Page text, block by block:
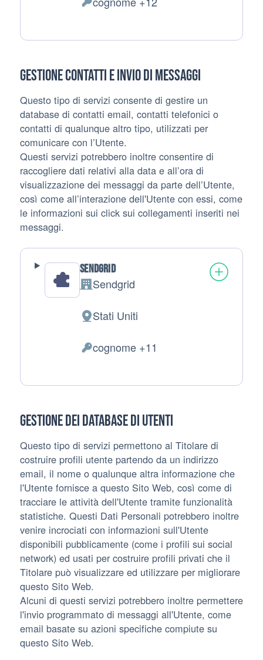
Dati Personali trattati:
Gestione contatti e invio di messaggi
Questo tipo di servizi consente di gestire un
database di contatti email, contatti telefonici o
contatti di qualunque altro tipo, utilizzati per
comunicare con l’Utente.
Questi servizi potrebbero inoltre consentire di
raccogliere dati relativi alla data e all’ora di
visualizzazione dei messaggi da parte dell’Utente,
così come all’interazione dell'Utente con essi, come
le informazioni sui click sui collegamenti inseriti nei
messaggi.
Sendgrid
Azienda:
Sendgrid
Luogo del trattamento:
Stati Uniti
Dati Personali trattati:
cognome +11
Gestione dei database di Utenti
Questo tipo di servizi permettono al Titolare di
costruire profili utente partendo da un indirizzo
email, il nome o qualunque altra informazione che
l'Utente fornisce a questo Sito Web, così come di
tracciare le attività dell'Utente tramite funzionalità
statistiche. Questi Dati Personali potrebbero inoltre
venire incrociati con informazioni sull'Utente
disponibili pubblicamente (come i profili sui social
network) ed usati per costruire profili privati che il
Titolare può visualizzare ed utilizzare per migliorare
questo Sito Web.
Alcuni di questi servizi potrebbero inoltre permettere
l'invio programmato di messaggi all'Utente, come
email basate su azioni specifiche compiute su
questo Sito Web.